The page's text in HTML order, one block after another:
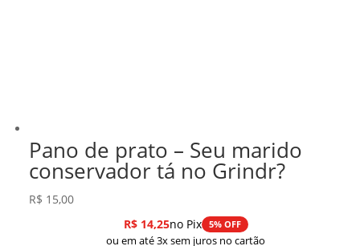
Pano de prato – Seu marido
conservador tá no Grindr?
R$ 15,00
R$14,25no Pix 5% OFF
ou em até 3x sem juros no cartão